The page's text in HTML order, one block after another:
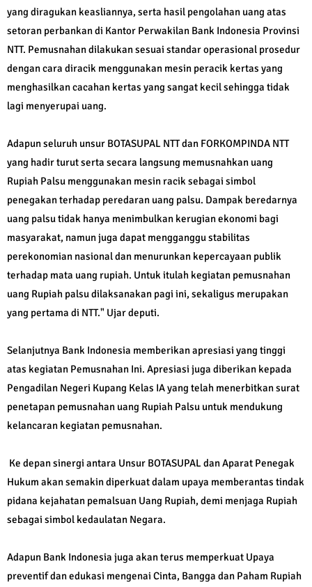
yang diragukan keasliannya, serta hasil pengolahan uang atas
setoran perbankan di Kantor Perwakilan Bank Indonesia Provinsi
NTT. Pemusnahan dilakukan sesuai standar operasional prosedur
dengan cara diracik menggunakan mesin peracik kertas yang
menghasilkan cacahan kertas yang sangat kecil sehingga tidak
lagi menyerupai uang.
Adapun seluruh unsur BOTASUPAL NTT dan FORKOMPINDA NTT
yang hadir turut serta secara langsung memusnahkan uang
Rupiah Palsu menggunakan mesin racik sebagai simbol
penegakan terhadap peredaran uang palsu. Dampak beredarnya
uang palsu tidak hanya menimbulkan kerugian ekonomi bagi
masyarakat, namun juga dapat mengganggu stabilitas
perekonomian nasional dan menurunkan kepercayaan publik
terhadap mata uang rupiah. Untuk itulah kegiatan pemusnahan
uang Rupiah palsu dilaksanakan pagi ini, sekaligus merupakan
yang pertama di NTT." Ujar deputi.
Selanjutnya Bank Indonesia memberikan apresiasi yang tinggi
atas kegiatan Pemusnahan Ini. Apresiasi juga diberikan kepada
Pengadilan Negeri Kupang Kelas IA yang telah menerbitkan surat
penetapan pemusnahan uang Rupiah Palsu untuk mendukung
kelancaran kegiatan pemusnahan.
Ke depan sinergi antara Unsur BOTASUPAL dan Aparat Penegak
Hukum akan semakin diperkuat dalam upaya memberantas tindak
pidana kejahatan pemalsuan Uang Rupiah, demi menjaga Rupiah
sebagai simbol kedaulatan Negara.
Adapun Bank Indonesia juga akan terus memperkuat Upaya
preventif dan edukasi mengenai Cinta, Bangga dan Paham Rupiah